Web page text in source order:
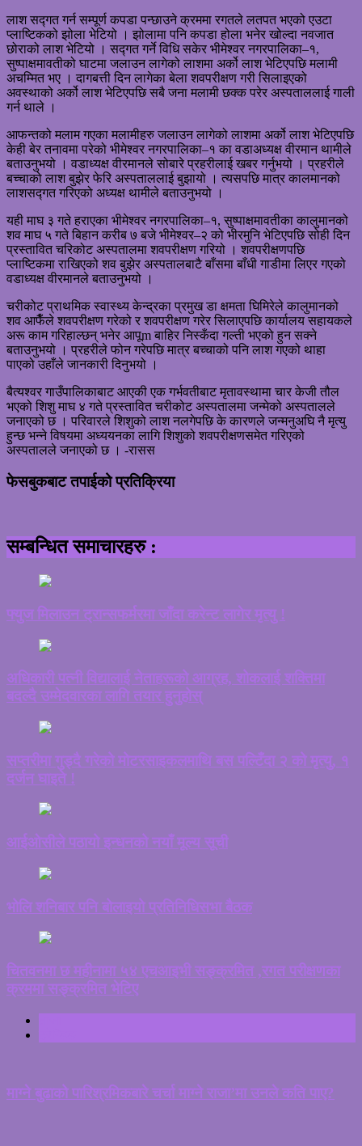
लाश सद्गत गर्न सम्पूर्ण कपडा पन्छाउने क्रममा रगतले लतपत भएको एउटा
प्लाष्टिकको झोला भेटियो । झोलामा पनि कपडा होला भनेर खोल्दा नवजात
छोराको लाश भेटियो । सद्गत गर्ने विधि सकेर भीमेश्वर नगरपालिका–१,
सुष्पाक्षमावतीको घाटमा जलाउन लागेको लाशमा अर्को लाश भेटिएपछि मलामी
अचम्मित भए । दागबत्ती दिन लागेका बेला शवपरीक्षण गरी सिलाइएको
अवस्थाको अर्को लाश भेटिएपछि सबै जना मलामी छक्क परेर अस्पताललाई गाली
गर्न थाले ।
आफन्तको मलाम गएका मलामीहरु जलाउन लागेको लाशमा अर्को लाश भेटिएपछि
केही बेर तनावमा परेको भीमेश्वर नगरपालिका–१ का वडाअध्यक्ष वीरमान थामीले
बताउनुभयो । वडाध्यक्ष वीरमानले सोबारे प्रहरीलाई खबर गर्नुभयो । प्रहरीले
बच्चाको लाश बुझेर फेरि अस्पताललाई बुझायो । त्यसपछि मात्र कालमानको
लाशसद्गत गरिएको अध्यक्ष थामीले बताउनुभयो ।
यही माघ ३ गते हराएका भीमेश्वर नगरपालिका–१, सुष्पाक्षमावतीका कालुमानको
शव माघ ५ गते बिहान करीब ७ बजे भीमेश्वर–२ को भीरमुनि भेटिएपछि सोही दिन
प्रस्तावित चरिकोट अस्पतालमा शवपरीक्षण गरियो । शवपरीक्षणपछि
प्लाष्टिकमा राखिएको शव बुझेर अस्पतालबाटै बाँसमा बाँधी गाडीमा लिएर गएको
वडाध्यक्ष वीरमानले बताउनुभयो ।
चरीकोट प्राथमिक स्वास्थ्य केन्द्रका प्रमुख डा क्षमता घिमिरेले कालुमानको
शव आफैँले शवपरीक्षण गरेको र शवपरीक्षण गरेर सिलाएपछि कार्यालय सहायकले
अरू काम गरिहाल्छन् भनेर आपूm बाहिर निस्कँदा गल्ती भएको हुन सक्ने
बताउनुभयो । प्रहरीले फोन गरेपछि मात्र बच्चाको पनि लाश गएको थाहा
पाएको उहाँले जानकारी दिनुभयो ।
बैत्यश्वर गाउँपालिकाबाट आएकी एक गर्भवतीबाट मृतावस्थामा चार केजी तौल
भएको शिशु माघ ४ गते प्रस्तावित चरीकोट अस्पतालमा जन्मेको अस्पतालले
जनाएको छ । परिवारले शिशुको लाश नलगेपछि के कारणले जन्मनुअघि नै मृत्यु
हुन्छ भन्ने विषयमा अध्ययनका लागि शिशुको शवपरीक्षणसमेत गरिएको
अस्पतालले जनाएको छ । -रासस
फेसबुकबाट तपाईको प्रतिक्रिया
सम्बन्धित समाचारहरु :
फ्युज मिलाउन ट्रान्सफर्मरमा जाँदा करेन्ट लागेर मृत्यु !
अधिकारी पत्नी विद्यालाई नेताहरूको आग्रह, शोकलाई शक्तिमा
बदल्दै उम्मेदवारका लागि तयार हुनुहोस्
सप्तरीमा गुड्दै गरेको मोटरसाइकलमाथि बस पल्टिँदा २ को मृत्यु, १
दर्जन घाइते !
आईओसीले पठायो इन्धनको नयाँ मूल्य सूची
भोलि शनिबार पनि बोलाइयो प्रतिनिधिसभा बैठक
चितवनमा छ महीनामा ५४ एचआइभी सङ्क्रमित ,रगत परीक्षणका
क्रममा सङ्क्रमित भेटिए
माग्ने बुढाको पारिश्रमिकबारे चर्चा माग्ने राजा’मा उनले कति पाए?